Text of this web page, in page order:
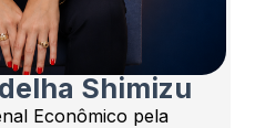
Shimizu
Econômico pela